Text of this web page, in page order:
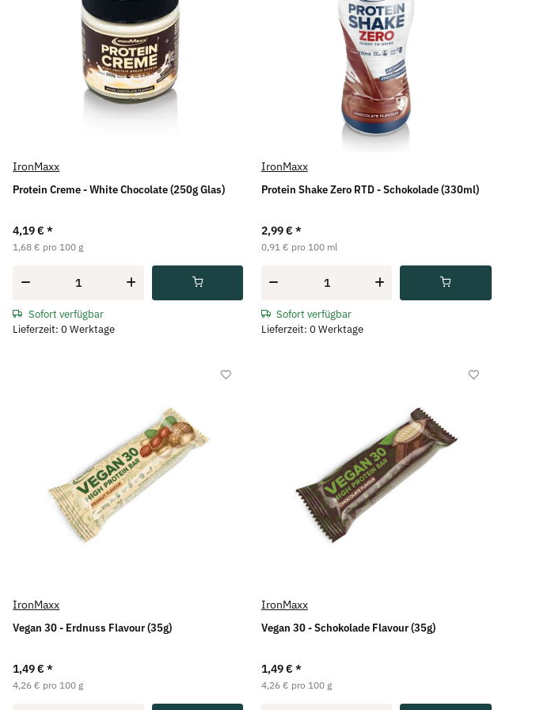
IronMaxx
Protein Creme - White Chocolate (250g Glas)
4,19 €*
1,68 € pro 100 g
Sofort verfügbar
Lieferzeit: 0 Werktage
IronMaxx
Protein Shake Zero RTD - Schokolade (330ml)
2,99 € *
0,91 € pro 100 ml
Sofort verfügbar
Lieferzeit: 0 Werktage
IronMaxx
Vegan 30 - Erdnuss Flavour (35g)
1,49 €*
4,26 € pro 100 g
IronMaxx
Vegan 30 - Schokolade Flavour (35g)
1,49 € *
4,26 € pro 100 g